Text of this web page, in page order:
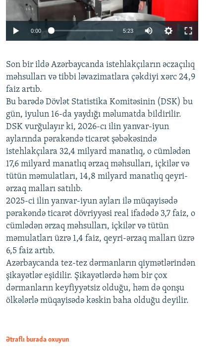
Auto 240p 360p 480p
720p 1080p
0:00 5:23
360p
480p
720p
1080p
Son bir ildə Azərbaycanda istehlakçıların əczaçılıq
məhsulları və tibbi ləvazimatlara çəkdiyi xərc 24,9
faiz artıb.
Bu barədə Dövlət Statistika Komitəsinin (DSK) bu
gün, iyulun 16-da yaydığı məlumatda bildirilir.
DSK vurğulayır ki, 2026-cı ilin yanvar-iyun
aylarında pərakəndə ticarət şəbəkəsində
istehlakçılara 32,4 milyard manatlıq, o cümlədən
17,6 milyard manatlıq ərzaq məhsulları, içkilər və
tütün məmulatları, 14,8 milyard manatlıq qeyri-
ərzaq malları satılıb.
2025-ci ilin yanvar-iyun ayları ilə müqayisədə
pərakəndə ticarət dövriyyəsi real ifadədə 3,7 faiz, o
cümlədən ərzaq məhsulları, içkilər və tütün
məmulatları üzrə 1,4 faiz, qeyri-ərzaq malları üzrə
6,5 faiz artıb.
Azərbaycanda tez-tez dərmanların qiymətlərindən
şikayətlər eşidilir. Şikayətlərdə həm bir çox
dərmanların keyfiyyətsiz olduğu, həm də qonşu
ölkələrlə müqayisədə kəskin baha olduğu deyilir.
Ətraflı burada oxuyun